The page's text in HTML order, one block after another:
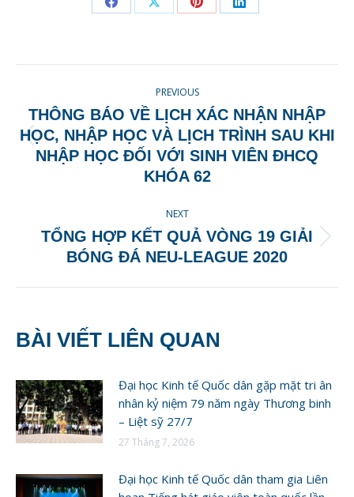
Share Share Share Share
NAVIGATION
PREVIOUS
Previous
post:
THÔNG BÁO VỀ LỊCH XÁC NHẬN NHẬP
HỌC, NHẬP HỌC VÀ LỊCH TRÌNH SAU KHI
NHẬP HỌC ĐỐI VỚI SINH VIÊN ĐHCQ
KHÓA 62
NEXT
Next
post:
TỔNG HỢP KẾT QUẢ VÒNG 19 GIẢI
BÓNG ĐÁ NEU-LEAGUE 2020
BÀI VIẾT LIÊN QUAN
Đại học Kinh tế Quốc dân gặp mặt tri ân
nhân kỷ niệm 79 năm ngày Thương binh
– Liệt sỹ 27/7
27 Tháng 7, 2026
Đại học Kinh tế Quốc dân tham gia Liên